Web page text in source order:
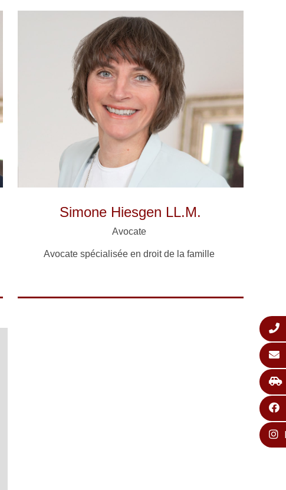
Simone Hiesgen LL.M.
Avocate
Avocate spécialisée en droit de la famille